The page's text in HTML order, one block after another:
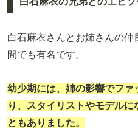
白石麻衣さんとお姉さんの
間でも有名です。
幼少期には、姉の影響でフ
り、スタイリストやモデル
ともありました。